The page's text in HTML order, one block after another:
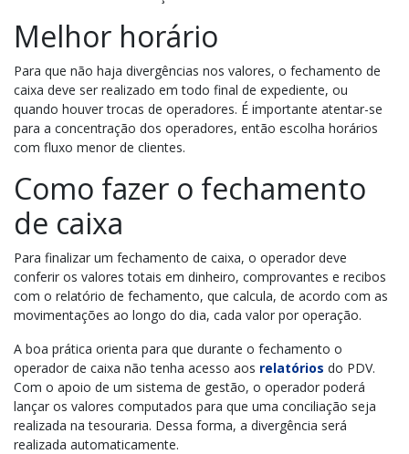
Melhor horário
Para que não haja divergências nos valores, o fechamento de
caixa deve ser realizado em todo final de expediente, ou
quando houver trocas de operadores. É importante atentar-se
para a concentração dos operadores, então escolha horários
com fluxo menor de clientes.
Como fazer o fechamento
de caixa
Para finalizar um fechamento de caixa, o operador deve
conferir os valores totais em dinheiro, comprovantes e recibos
com o relatório de fechamento, que calcula, de acordo com as
movimentações ao longo do dia, cada valor por operação.
A boa prática orienta para que durante o fechamento o
operador de caixa não tenha acesso aos relatórios do PDV.
Com o apoio de um sistema de gestão, o operador poderá
lançar os valores computados para que uma conciliação seja
realizada na tesouraria. Dessa forma, a divergência será
realizada automaticamente.